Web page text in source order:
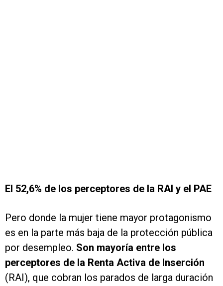
El 52,6% de los perceptores de la RAI y el PAE
Pero donde la mujer tiene mayor protagonismo
es en la parte más baja de la protección pública
por desempleo. Son mayoría entre los
perceptores de la Renta Activa de Inserción
(RAI), que cobran los parados de larga duración